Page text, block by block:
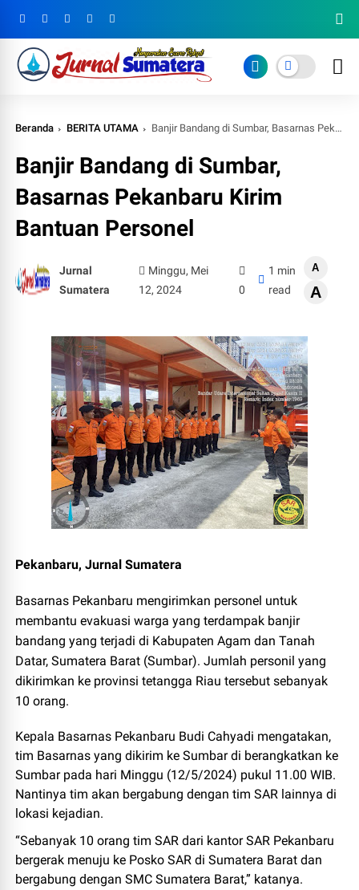
Beranda BERITA UTAMA Banjir Bandang di Sumbar, Basarnas Pekanbaru Kirim Bantuan Personel
Banjir Bandang di Sumbar,
Basarnas Pekanbaru Kirim
Bantuan Personel
Jurnal
Sumatera
Minggu, Mei
12, 2024
0
1 min
read
A
A
Pekanbaru, Jurnal Sumatera
Basarnas Pekanbaru mengirimkan personel untuk
membantu evakuasi warga yang terdampak banjir
bandang yang terjadi di Kabupaten Agam dan Tanah
Datar, Sumatera Barat (Sumbar). Jumlah personil yang
dikirimkan ke provinsi tetangga Riau tersebut sebanyak
10 orang.
Kepala Basarnas Pekanbaru Budi Cahyadi mengatakan,
tim Basarnas yang dikirim ke Sumbar di berangkatkan ke
Sumbar pada hari Minggu (12/5/2024) pukul 11.00 WIB.
Nantinya tim akan bergabung dengan tim SAR lainnya di
lokasi kejadian.
“Sebanyak 10 orang tim SAR dari kantor SAR Pekanbaru
bergerak menuju ke Posko SAR di Sumatera Barat dan
bergabung dengan SMC Sumatera Barat,” katanya.